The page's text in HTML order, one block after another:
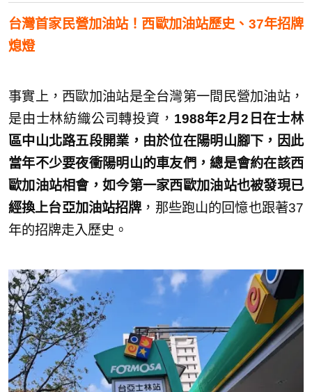
台灣首家民營加油站！西歐加油站歷史、37年招牌
熄燈
事實上，西歐加油站是全台灣第一間民營加油站，
是由士林紡織公司轉投資， 1988年2月2日在士林
區中山北路五段開業，由於位在陽明山腳下，因此
當年不少要夜衝陽明山的車友們，總是會約在該西
歐加油站相會，如今第一家西歐加油站也被發現已
經換上台亞加油站招牌，那些跑山的回憶也跟著37
年的招牌走入歷史。